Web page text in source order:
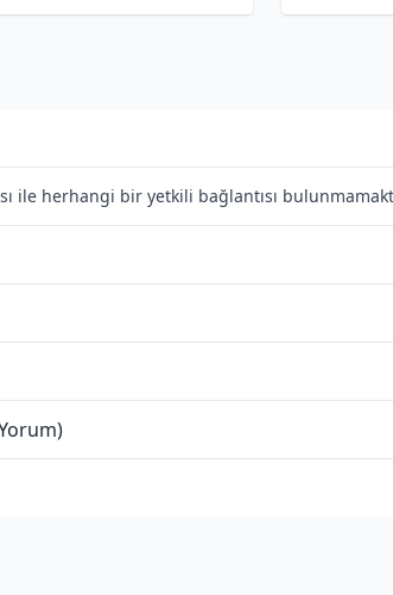
ile herhangi bir yetkili bağlantısı